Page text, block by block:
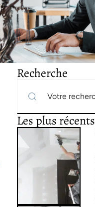
Recherche
Les plus récents